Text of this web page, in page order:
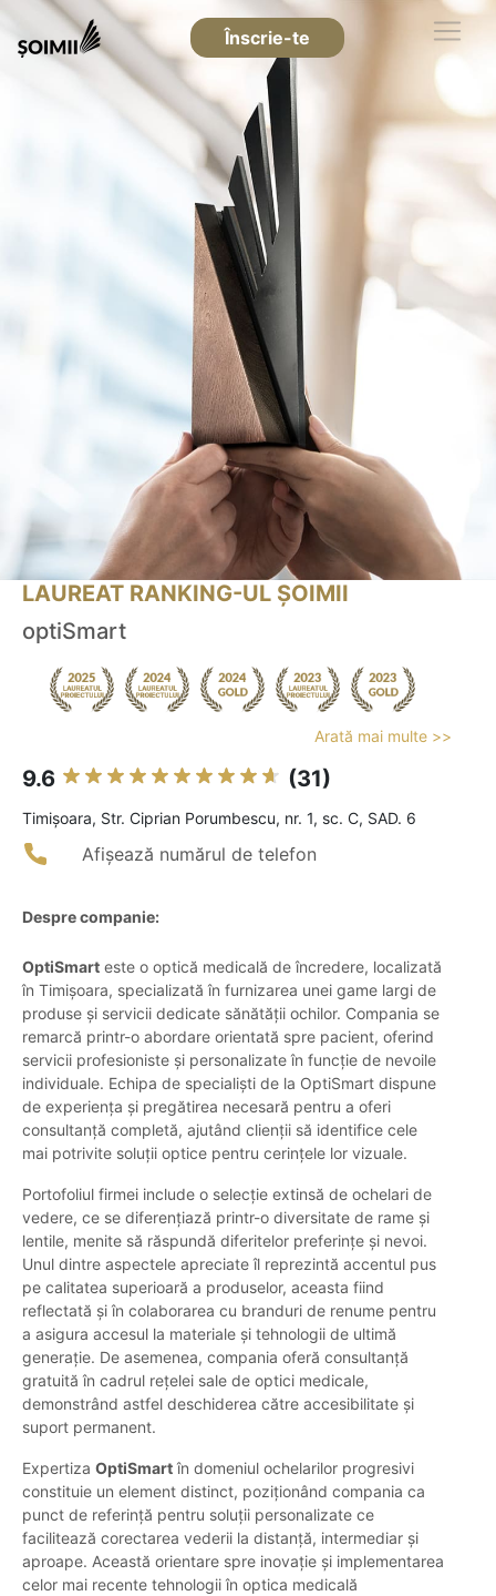
Înscrie-te
LAUREAT RANKING-UL ȘOIMII
optiSmart
Arată mai multe >>
9.6 (31)
Timişoara, Str. Ciprian Porumbescu, nr. 1, sc. C, SAD. 6
Afișează numărul de telefon
Despre companie:
OptiSmart este o optică medicală de încredere, localizată
în Timișoara, specializată în furnizarea unei game largi de
produse și servicii dedicate sănătății ochilor. Compania se
remarcă printr-o abordare orientată spre pacient, oferind
servicii profesioniste și personalizate în funcție de nevoile
individuale. Echipa de specialiști de la OptiSmart dispune
de experiența și pregătirea necesară pentru a oferi
consultanță completă, ajutând clienții să identifice cele
mai potrivite soluții optice pentru cerințele lor vizuale.
Portofoliul firmei include o selecție extinsă de ochelari de
vedere, ce se diferențiază printr-o diversitate de rame și
lentile, menite să răspundă diferitelor preferințe și nevoi.
Unul dintre aspectele apreciate îl reprezintă accentul pus
pe calitatea superioară a produselor, aceasta fiind
reflectată și în colaborarea cu branduri de renume pentru
a asigura accesul la materiale și tehnologii de ultimă
generație. De asemenea, compania oferă consultanță
gratuită în cadrul rețelei sale de optici medicale,
demonstrând astfel deschiderea către accesibilitate și
suport permanent.
Expertiza OptiSmartîn domeniul ochelarilor progresivi
constituie un element distinct, poziționând compania ca
punct de referință pentru soluții personalizate ce
facilitează corectarea vederii la distanță, intermediar și
aproape. Această orientare spre inovație și implementarea
celor mai recente tehnologii în optica medicală